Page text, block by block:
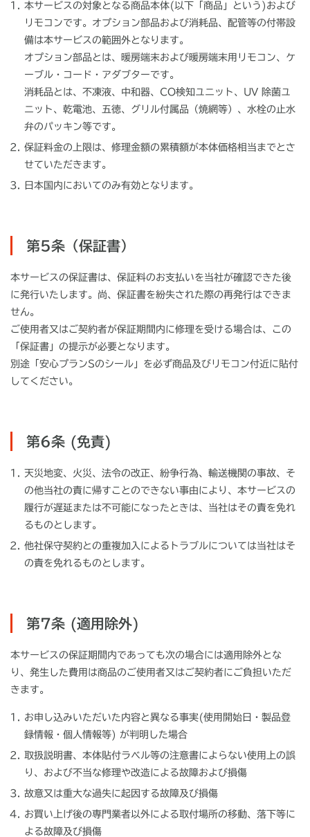
本サービスの対象となる商品本体(以下「商品」という)および
リモコンです。オプション部品および消耗品、配管等の付帯設
備は本サービスの範囲外となります。
オプション部品とは、暖房端末および暖房端末用リモコン、ケ
ーブル・コード・アダブターです。
消耗品とは、不凍液、中和器、CO検知ユニット、UV 除菌ユ
ニット、乾電池、五徳、グリル付属品（焼網等）、水栓の止水
弁のパッキン等です。
保証料金の上限は、修理金額の累積額が本体価格相当までとさ
せていただきます。
日本国内においてのみ有効となります。
第5条（保証書）
本サービスの保証書は、保証料のお支払いを当社が確認できた後
に発行いたします。尚、保証書を紛失された際の再発行はできま
せん。
ご使用者又はご契約者が保証期間内に修理を受ける場合は、この
「保証書」の提示が必要となります。
別途「安心プランSのシール」を必ず商品及びリモコン付近に貼付
してください。
第6条 (免責)
天災地変、火災、法令の改正、紛争行為、輸送機関の事故、そ
の他当社の責に帰すことのできない事由により、本サービスの
履行が遅延または不可能になったときは、当社はその責を免れ
るものとします。
他社保守契約との重複加入によるトラブルについては当社はそ
の責を免れるものとします。
第7条 (適用除外)
本サービスの保証期間内であっても次の場合には適用除外とな
り、発生した費用は商品のご使用者又はご契約者にご負担いただ
きます。
お申し込みいただいた内容と異なる事実(使用開始日・製品登
録情報・個人情報等) が判明した場合
取扱説明書、本体貼付ラベル等の注意書によらない使用上の誤
り、および不当な修理や改造による故障および損傷
故意又は重大な過失に起因する故障及び損傷
お買い上げ後の専門業者以外による取付場所の移動、落下等に
よる故障及び損傷